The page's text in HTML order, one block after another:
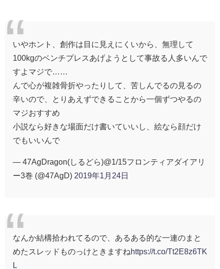
いやホント、創作は目に見えにくいから、無理して
100kgのベンチプレスあげようとして事故る人多いんで
すよマジで……
んで心が複雑骨折やったりして、苦しんでるの見るの
辛いので、とりあえずできることから一個ずつやるの
マジおすすめ
小説なら好きな場面だけ書いていいし、絵なら顔だけ
でもいいんで
— 47AgDragon(しるどら)@1/15フロンティアダイアリ
ー3巻 (@47AgD) 2019年1月24日
なんか結構拾われてるので、あるある的な一連のまと
めたスレッドものっけときますねhttps://t.co/Tt2E8z6TK